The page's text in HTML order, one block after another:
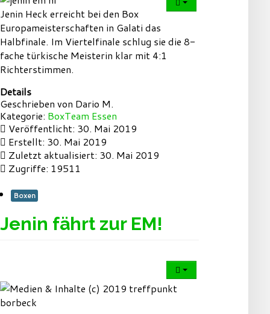
Jenin Heck erreicht bei den Box
Europameisterschaften in Galati das
Halbfinale. Im Viertelfinale schlug sie die 8-
fache türkische Meisterin klar mit 4:1
Richterstimmen.
Details
Geschrieben von Dario M.
Kategorie: BoxTeam Essen
Veröffentlicht: 30. Mai 2019
Erstellt: 30. Mai 2019
Zuletzt aktualisiert: 30. Mai 2019
Zugriffe: 19511
Boxen
Jenin fährt zur EM!